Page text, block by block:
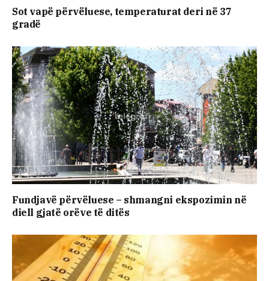
Sot vapë përvëluese, temperaturat deri në 37
gradë
Fundjavë përvëluese – shmangni ekspozimin në
diell gjatë orëve të ditës